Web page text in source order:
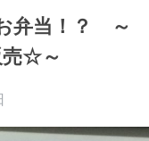
弁当！？ ～
売☆～